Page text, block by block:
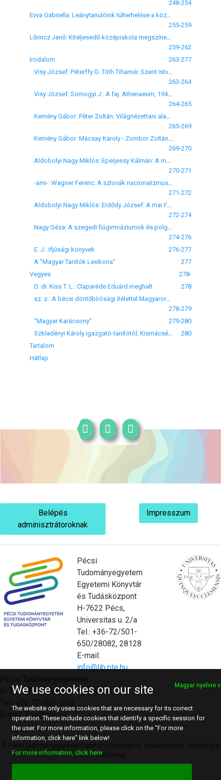
248-254
255-259
259-262
Irodalom
263-277
263-264
Visy József: Somogyi J.: A faj. Athenaeum, 1940, 275 o.
264-265
265-269
269-270
270-271
271-272
272-274
274-276
E. J.: Ifjúsági könyvek
276-277
A "Magyar Tanítók Lexikona"
277
Vegyes
278-
D. dr. Kiss T. L.: Claparéde Eduárd meghalt
278
sz. z.: A bécsi döntőbírósági ítélettel Magyarországhoz került és Romániában maradt felekezeti magyar iskolák száma
278-279
"Magyar Karácsony"
279-280
280
Tartalom
Hátlap
Belépés
adminisztrátoroknak
Impresszum
Pécsi
Tudományegyetem
Egyetemi Könyvtár
és Tudásközpont
H-7622 Pécs,
Universitas u. 2/a
Tel.: +36-72/501-
650/28082, 28128
E-mail:
info@lib.pte.hu
H-7622 Pécs, Vasvári Pál utca 4.
info@pte.hu
fenntartva!
We use cookies on our site Magyar nyelvre
The website only uses cookies that are necessary for its correct
operation. These include cookies that identify a specific session for
the user. For more information, please click on the "For more
information, click here" link below!
For more information, click here